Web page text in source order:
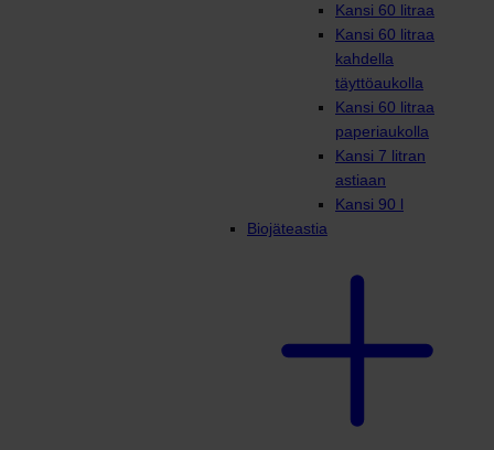
Kansi 60 litraa
Kansi 60 litraa
kahdella
täyttöaukolla
Kansi 60 litraa
paperiaukolla
Kansi 7 litran
astiaan
Kansi 90 l
Biojäteastia